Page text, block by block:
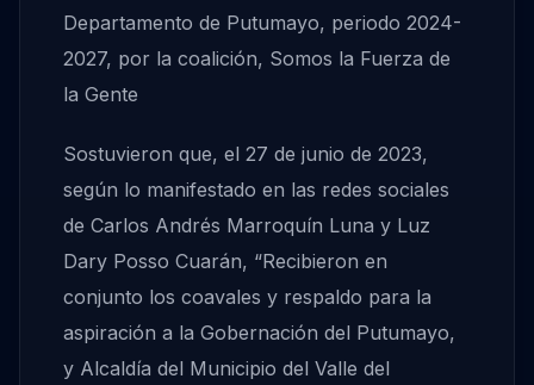
Departamento de Putumayo, periodo 2024-
2027, por la coalición, Somos la Fuerza de
la Gente
Sostuvieron que, el 27 de junio de 2023,
según lo manifestado en las redes sociales
de Carlos Andrés Marroquín Luna y Luz
Dary Posso Cuarán, “Recibieron en
conjunto los coavales y respaldo para la
aspiración a la Gobernación del Putumayo,
y Alcaldía del Municipio del Valle del